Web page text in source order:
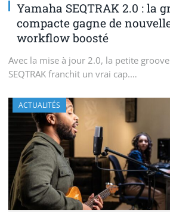
Yamaha SEQTRAK 2.0 : la
compacte gagne de
workflow boosté
Avec la mise à jour 2.0, la petite
SEQTRAK franchit un vrai cap.…
ACTUALITÉS